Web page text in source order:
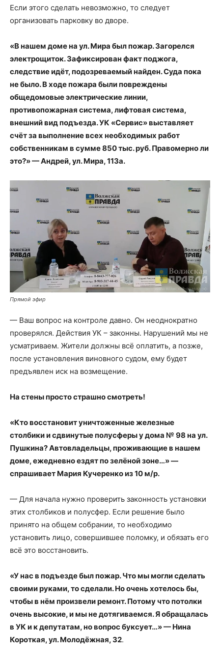
Если этого сделать невозможно, то следует
организовать парковку во дворе.
«В нашем доме на ул. Мира был пожар. Загорелся
электрощиток. Зафиксирован факт поджога,
следствие идёт, подозреваемый найден. Суда пока
не было. В ходе пожара были повреждены
общедомовые электрические линии,
противопожарная система, лифтовая система,
внешний вид подъезда. УК «Сервис» выставляет
счёт за выполнение всех необходимых работ
собственникам в сумме 850 тыс. руб. Правомерно ли
это?» — Андрей, ул. Мира, 113а.
Прямой эфир
— Ваш вопрос на контроле давно. Он неоднократно
проверялся. Действия УК – законны. Нарушений мы не
усматриваем. Жители должны всё оплатить, а позже,
после установления виновного судом, ему будет
предъявлен иск на возмещение.
На стены просто страшно смотреть!
«Кто восстановит уничтоженные железные
столбики и сдвинутые полусферы у дома № 98 на ул.
Пушкина? Автовладельцы, проживающие в нашем
доме, ежедневно ездят по зелёной зоне…» —
спрашивает Мария Кучеренко из 10 м/р.
— Для начала нужно проверить законность установки
этих столбиков и полусфер. Если решение было
принято на общем собрании, то необходимо
установить лицо, совершившее поломку, и обязать его
всё это восстановить.
«У нас в подъезде был пожар. Что мы могли сделать
своими руками, то сделали. Но очень хотелось бы,
чтобы в нём произвели ремонт. Потому что потолки
очень высокие, и мы не дотягиваемся. Я обращалась
в УК и к депутатам, но вопрос буксует…» — Нина
Короткая, ул. Молодёжная, 32.